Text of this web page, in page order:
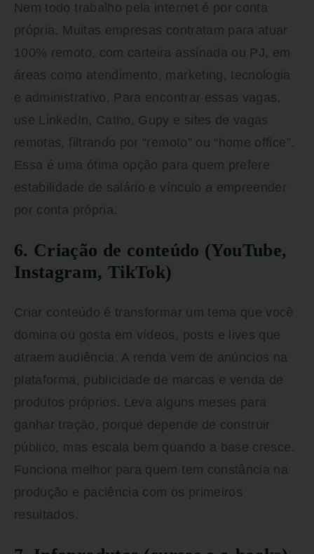
Nem todo trabalho pela internet é por conta
própria. Muitas empresas contratam para atuar
100% remoto, com carteira assinada ou PJ, em
áreas como atendimento, marketing, tecnologia
e administrativo. Para encontrar essas vagas,
use LinkedIn, Catho, Gupy e sites de vagas
remotas, filtrando por “remoto” ou “home office”.
Essa é uma ótima opção para quem prefere
estabilidade de salário e vínculo a empreender
por conta própria.
6. Criação de conteúdo (YouTube,
Instagram, TikTok)
Criar conteúdo é transformar um tema que você
domina ou gosta em vídeos, posts e lives que
atraem audiência. A renda vem de anúncios na
plataforma, publicidade de marcas e venda de
produtos próprios. Leva alguns meses para
ganhar tração, porque depende de construir
público, mas escala bem quando a base cresce.
Funciona melhor para quem tem constância na
produção e paciência com os primeiros
resultados.